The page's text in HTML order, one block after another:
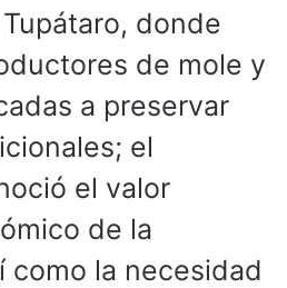
donde
de mole y
a preservar
el
el valor
de la
como la necesidad